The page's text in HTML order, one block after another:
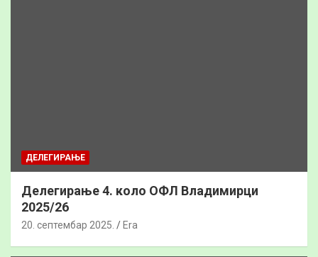
ДЕЛЕГИРАЊЕ
Делегирање 4. коло ОФЛ Владимирци
2025/26
20. септембар 2025. Era